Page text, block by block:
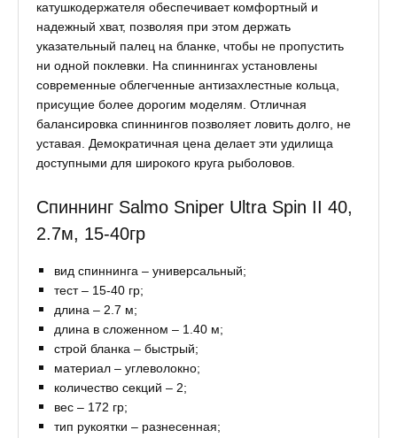
катушкодержателя обеспечивает комфортный и
надежный хват, позволяя при этом держать
указательный палец на бланке, чтобы не пропустить
ни одной поклевки. На спиннингах установлены
современные облегченные антизахлестные кольца,
присущие более дорогим моделям. Отличная
балансировка спиннингов позволяет ловить долго, не
уставая. Демократичная цена делает эти удилища
доступными для широкого круга рыболовов.
Спиннинг Salmo Sniper Ultra Spin II 40,
2.7м, 15-40гр
вид спиннинга – универсальный;
тест – 15-40 гр;
длина – 2.7 м;
длина в сложенном – 1.40 м;
строй бланка – быстрый;
материал – углеволокно;
количество секций – 2;
вес – 172 гр;
тип рукоятки – разнесенная;